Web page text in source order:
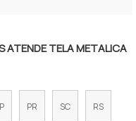
ATENDE TELA METALICA
PR SC RS